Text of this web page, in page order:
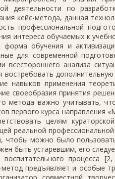
деятельности по
кейс-метода, данная
профессиональной
интереса обучаемых к
обучения и
для современной
всестороннего анализа
востребовать
навыков применения
своеобразия принятия
метода важно учитывать,
первого курса направления
целям
реальной
можно было
быть устаревшим, его
процесса
метод предъявляет и особые